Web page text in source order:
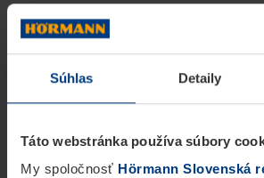
Súhlas Detaily
Táto webstránka používa súbory
My spoločnosť Hörmann Slovenská